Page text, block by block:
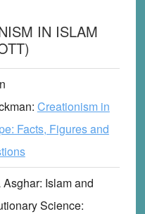
IN ISLAM
: Creationism in
Facts, Figures and
: Islam and
Science: